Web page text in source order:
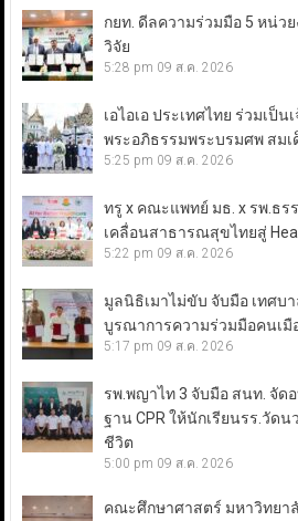
กยท. ดีลความร่วมมือ 5 หน่ว
วิจัย
5:28 pm 09 ส.ค. 2026
เอไอเอ ประเทศไทย ร่วมเป็
พระอภิธรรมพระบรมศพ สม
5:25 pm 09 ส.ค. 2026
ทรู x คณะแพทย์ มธ. x รพ.ธร
เคลื่อนสาธารณสุขไทยสู่
5:22 pm 09 ส.ค. 2026
มูลนิธิเมาไม่ขับ จับมือ เทศบ
บูรณาการความร่วมมือคนเมื
5:17 pm 09 ส.ค. 2026
รพ.พญาไท 3 จับมือ สนท. จั
ฐาน CPR ให้นักเรียนรร.วัด
ชีวิต
5:00 pm 09 ส.ค. 2026
คณะศึกษาศาสตร์ มหาวิทยา